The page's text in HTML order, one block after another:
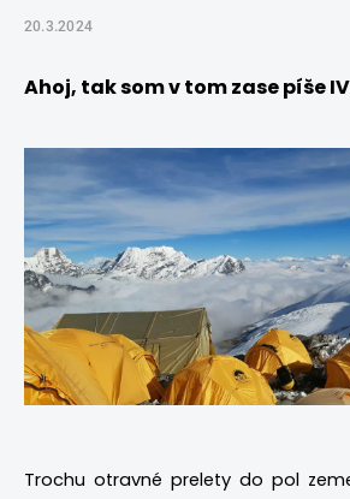
20.3.2024
Ahoj, tak som v tom zase píše
Trochu otravné prelety do pol